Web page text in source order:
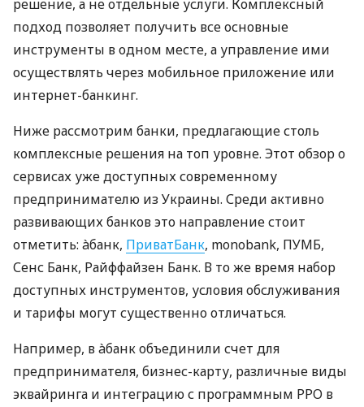
решение, а не отдельные услуги. Комплексный
подход позволяет получить все основные
инструменты в одном месте, а управление ими
осуществлять через мобильное приложение или
интернет-банкинг.
Ниже рассмотрим банки, предлагающие столь
комплексные решения на топ уровне. Этот обзор о
сервисах уже доступных современному
предпринимателю из Украины. Среди активно
развивающих банков это направление стоит
отметить: àбанк, ПриватБанк, monobank, ПУМБ,
Сенс Банк, Райффайзен Банк. В то же время набор
доступных инструментов, условия обслуживания
и тарифы могут существенно отличаться.
Например, в àбанк объединили счет для
предпринимателя, бизнес-карту, различные виды
эквайринга и интеграцию с программным РРО в